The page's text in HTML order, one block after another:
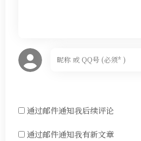
通过邮件通知我后续评论
通过邮件通知我有新文章